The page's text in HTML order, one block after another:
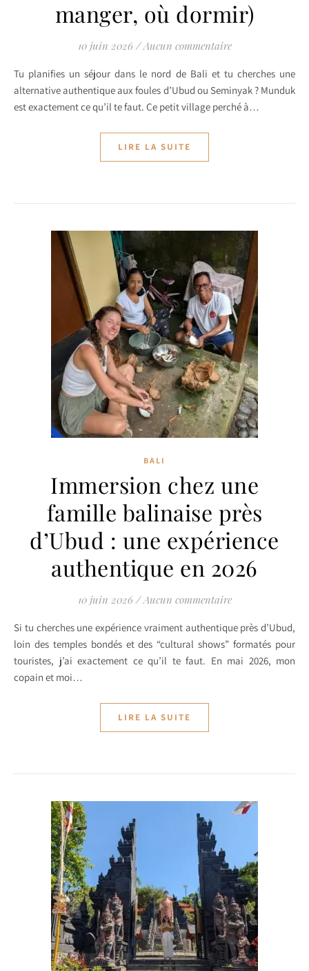
manger, où dormir)
10 juin 2026 / Aucun commentaire
Tu planifies un séjour dans le nord de Bali et tu cherches une
alternative authentique aux foules d’Ubud ou Seminyak ? Munduk
est exactement ce qu’il te faut. Ce petit village perché à…
LIRE LA SUITE
BALI
Immersion chez une
famille balinaise près
d’Ubud : une expérience
authentique en 2026
10 juin 2026 / Aucun commentaire
Si tu cherches une expérience vraiment authentique près d’Ubud,
loin des temples bondés et des “cultural shows” formatés pour
touristes, j’ai exactement ce qu’il te faut. En mai 2026, mon
copain et moi…
LIRE LA SUITE